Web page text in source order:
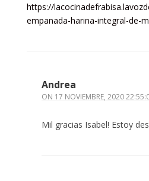
https://
empanada-harina-integral-de-
Andrea
ON 17 NOVIEMBRE, 2020
Mil gracias Isabel! Estoy